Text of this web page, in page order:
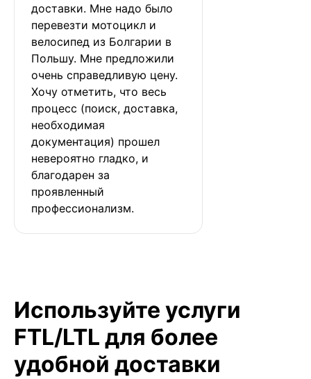
доставки. Мне надо было
перевезти мотоцикл и
велосипед из Болгарии в
Польшу. Мне предложили
очень справедливую цену.
Хочу отметить, что весь
процесс (поиск, доставка,
необходимая
документация) прошел
невероятно гладко, и
благодарен за
проявленный
профессионализм.
Используйте услуги
FTL/LTL для более
удобной доставки